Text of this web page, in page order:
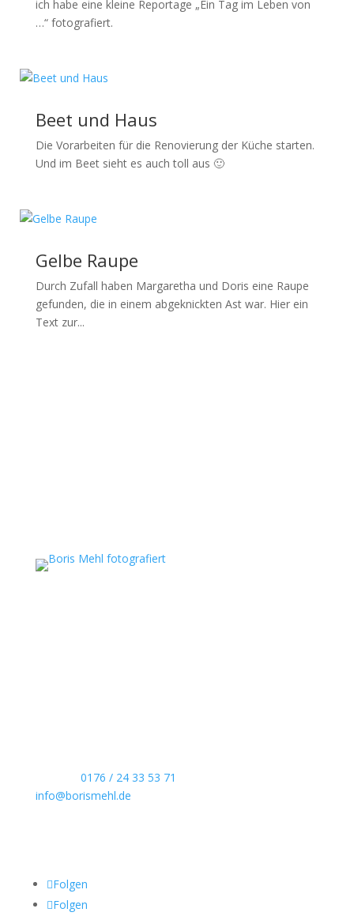
ich habe eine kleine Reportage „Ein Tag im Leben von
…“ fotografiert.
Beet und Haus
Die Vorarbeiten für die Renovierung der Küche starten.
Und im Beet sieht es auch toll aus 🙂
Gelbe Raupe
Durch Zufall haben Margaretha und Doris eine Raupe
gefunden, die in einem abgeknickten Ast war. Hier ein
Text zur...
0176 / 24 33 53 71
info@borismehl.de
Folgen
Folgen